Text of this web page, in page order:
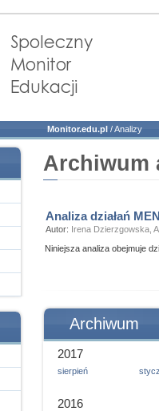
Monitor
Monitor.edu.pl /Analizy
Archiwum
Analiza działań
Autor: Irena Dzierzgowska,
Niniejsza analiza obejmuje
Archiwum
2017
sierpień
2016